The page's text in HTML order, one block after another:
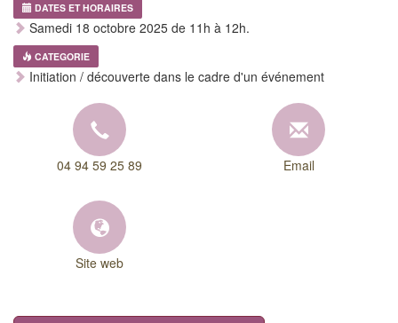
DATES ET HORAIRES
Samedi 18 octobre 2025 de 11h à 12h.
CATEGORIE
Initiation / découverte dans le cadre d'un événement
04 94 59 25 89 Email
Site web